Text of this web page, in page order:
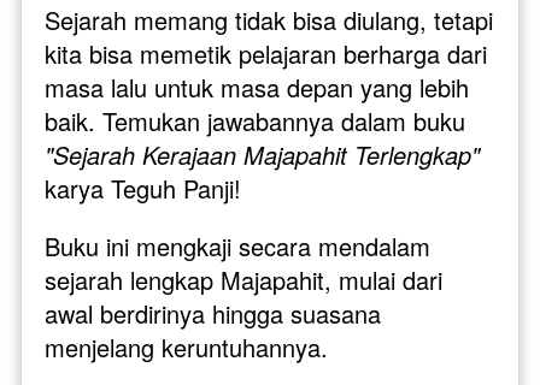
Sejarah memang tidak bisa diulang, tetapi
kita bisa memetik pelajaran berharga dari
masa lalu untuk masa depan yang lebih
"Sejarah Kerajaan Majapahit Terlengkap"
karya Teguh Panji!
Buku ini mengkaji secara mendalam
sejarah lengkap Majapahit, mulai dari
awal berdirinya hingga suasana
menjelang keruntuhannya.